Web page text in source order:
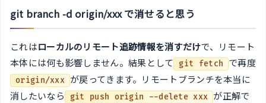
git branch -d origin/xxx で消せると思う
これはローカルのリモート追跡情報を消すだけで、リモート
本体には何も影響しません。結果として git fetch で再度
origin/xxx
が戻ってきます。リモートブランチを本当に
消したいなら
git push origin --delete xxx
が正解で